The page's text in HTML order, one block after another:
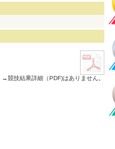
→競技結果詳細（PDF)はありません。